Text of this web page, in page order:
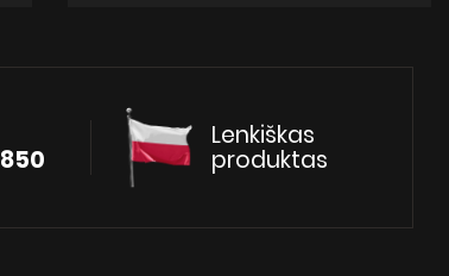
850
Lenkiškas
produktas